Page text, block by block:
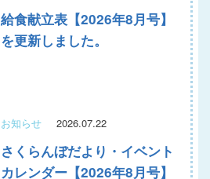
給食献立表【2026年8月号】
を更新しました。
お知らせ 2026.07.22
さくらんぼだより・イベント
カレンダー【2026年8月号】